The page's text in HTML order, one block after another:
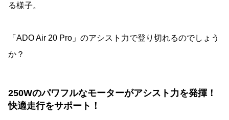
る様子。
「ADO Air 20 Pro」のアシスト力で登り切れるのでしょう
か？
250Wのパワフルなモーターがアシスト力を発揮！
快適走行をサポート！